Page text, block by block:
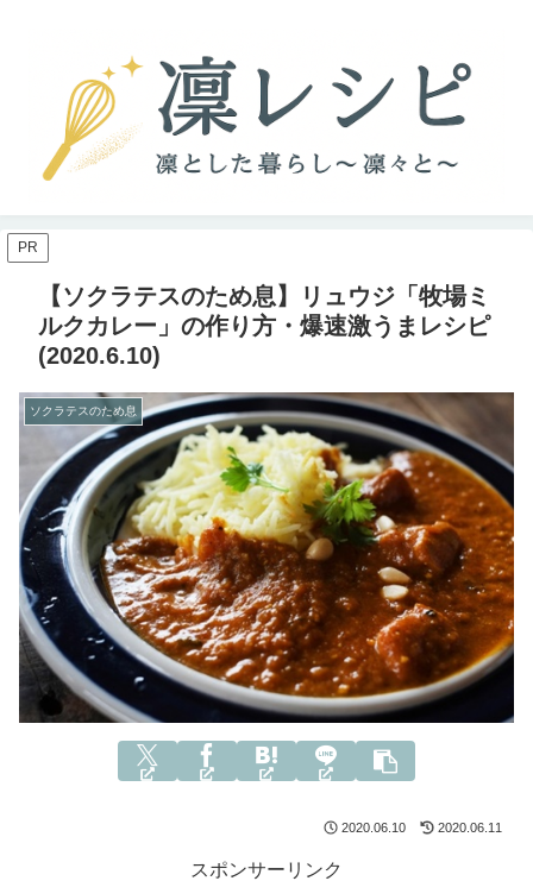
PR
【ソクラテスのため息】リュウジ「牧場ミ
ルクカレー」の作り方・爆速激うまレシピ
(2020.6.10)
ソクラテスのため息
2020.06.10 2020.06.11
スポンサーリンク